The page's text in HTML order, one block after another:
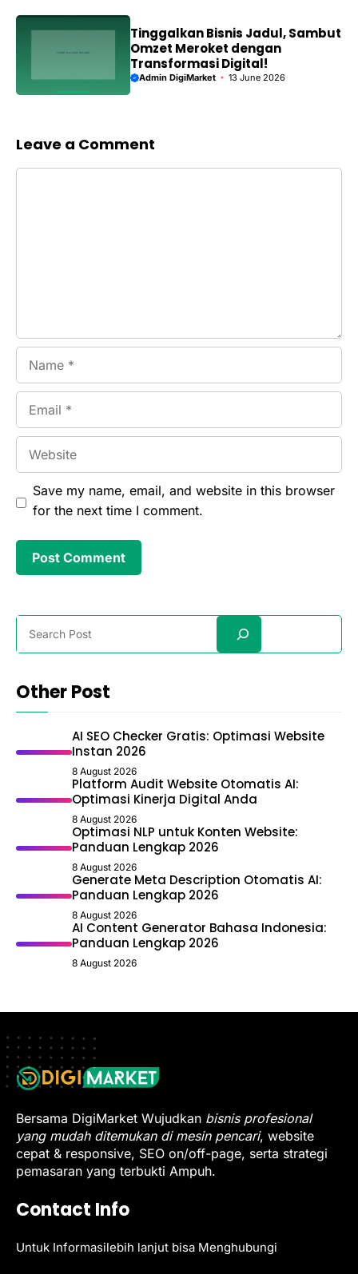
Tinggalkan Bisnis Jadul, Sambut
Omzet Meroket dengan
Transformasi Digital!
Admin DigiMarket 13 June 2026
Leave a Comment
Save my name, email, and website in this browser
for the next time I comment.
Search
Other Post
AI SEO Checker Gratis: Optimasi Website
Instan 2026
8 August 2026
Platform Audit Website Otomatis AI:
Optimasi Kinerja Digital Anda
8 August 2026
Optimasi NLP untuk Konten Website:
Panduan Lengkap 2026
8 August 2026
Generate Meta Description Otomatis AI:
Panduan Lengkap 2026
8 August 2026
AI Content Generator Bahasa Indonesia:
Panduan Lengkap 2026
8 August 2026
Bersama DigiMarket Wujudkan bisnis profesional
yang mudah ditemukan di mesin pencari, website
cepat & responsive, SEO on/off-page, serta strategi
pemasaran yang terbukti Ampuh.
Contact Info
Untuk Informasilebih lanjut bisa Menghubungi